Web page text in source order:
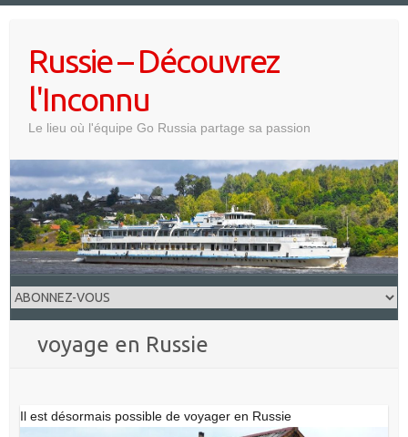
contentRussie – Découvrez
l'Inconnu
Le lieu où l'équipe Go Russia partage sa passion
voyage en Russie
Il est désormais possible de voyager en Russie